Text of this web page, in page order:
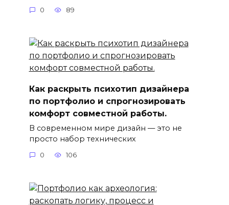
0 89
Как раскрыть психотип дизайнера
по портфолио и спрогнозировать
комфорт совместной работы.
В современном мире дизайн — это не
просто набор технических
0 106